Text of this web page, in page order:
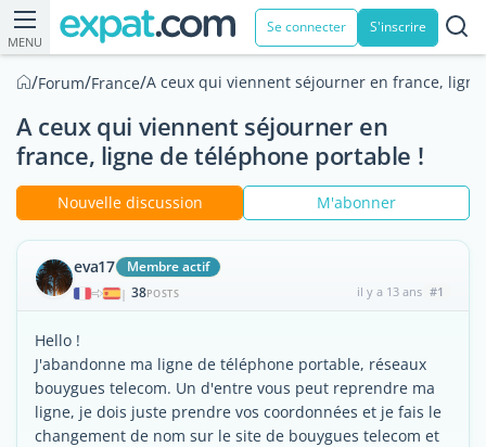
MENU
Se connecter S'inscrire
/Forum/France/A ceux qui viennent séjourner en france,
A ceux qui viennent séjourner en
france, ligne de téléphone portable !
Nouvelle discussion M'abonner
eva17 Membre actif
| 38POSTS il y a 13 ans #1
Hello !
J'abandonne ma ligne de téléphone portable, réseaux
bouygues telecom. Un d'entre vous peut reprendre ma
ligne, je dois juste prendre vos coordonnées et je fais le
changement de nom sur le site de bouygues telecom et